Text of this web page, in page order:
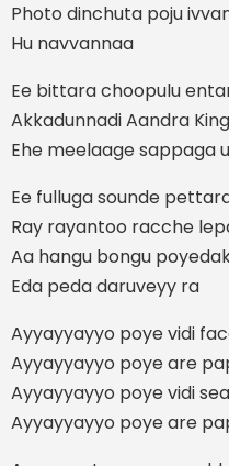
Photo dinchuta poju
Hu navvannaa
Ee bittara choopulu
Akkadunnadi Aandra
Ehe meelaage sappaga
Ee fulluga sounde
Ray rayantoo racche
Aa hangu bongu
Eda peda daruveyy ra
Ayyayyayyo poye vidi
Ayyayyayyo poye are
Ayyayyayyo poye vidi
Ayyayyayyo poye are